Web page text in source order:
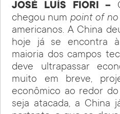
JOSÉ LUÍS FIORI –
chegou num point of
americanos. A China
hoje já se encontra
maioria dos campos
deve ultrapassar
muito em breve,
econômico ao redor
seja atacada, a China